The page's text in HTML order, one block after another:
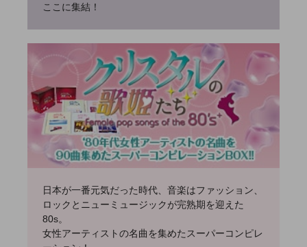
ここに集結！
日本が一番元気だった時代、音楽はファッション、
ロックとニューミュージックが完熟期を迎えた
80s。
女性アーティストの名曲を集めたスーパーコンピレ